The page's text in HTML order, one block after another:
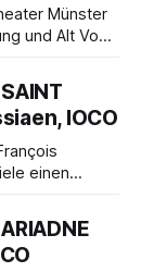
Alt Von
erkundet
Zirkus ins
IOCO
einen
entfaltet
berührt als